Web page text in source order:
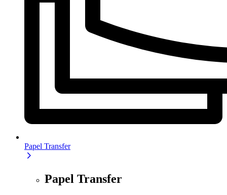
Papel Transfer
Papel Transfer